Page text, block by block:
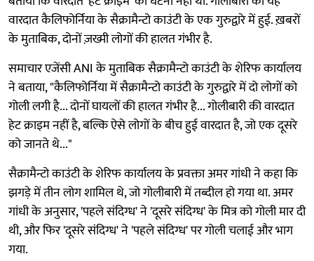
वारदात कैलिफोर्निया के सैक्रामैन्टो काउंटी के एक गुरुद्वारे में हुई. ख़बरों
के मुताबिक, दोनों ज़ख्मी लोगों की हालत गंभीर है.
समाचार एजेंसी ANI के मुताबिक सैक्रामैन्टो काउंटी के शेरिफ कार्यालय
ने बताया, "कैलिफोर्निया में सैक्रामैन्टो काउंटी के गुरुद्वारे में दो लोगों को
गोली लगी है... दोनों घायलों की हालत गंभीर है... गोलीबारी की वारदात
हेट क्राइम नहीं है, बल्कि ऐसे लोगों के बीच हुई वारदात है, जो एक दूसरे
को जानते थे..."
सैक्रामैन्टो काउंटी के शेरिफ कार्यालय के प्रवक्ता अमर गांधी ने कहा कि
झगड़े में तीन लोग शामिल थे, जो गोलीबारी में तब्दील हो गया था. अमर
गांधी के अनुसार, 'पहले संदिग्ध' ने 'दूसरे संदिग्ध' के मित्र को गोली मार दी
थी, और फिर 'दूसरे संदिग्ध' ने 'पहले संदिग्ध' पर गोली चलाई और भाग
गया.